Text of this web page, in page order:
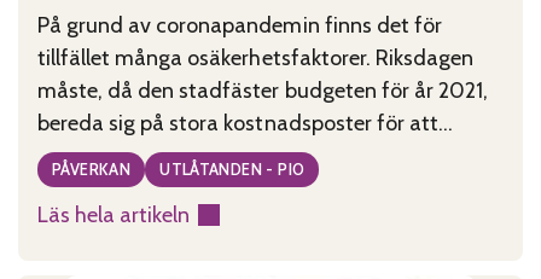
På grund av coronapandemin finns det för
tillfället många osäkerhetsfaktorer. Riksdagen
måste, då den stadfäster budgeten för år 2021,
bereda sig på stora kostnadsposter för att
upprätthålla strukturerna inom näringslivet och
sysselsättningen. Trots det måste man våga
genomföra reformer som är nödvändiga för
PÅVERKAN UTLÅTANDEN - PIO
Läs hela artikeln
: